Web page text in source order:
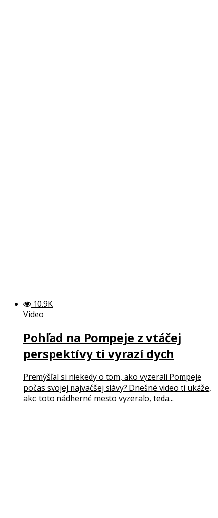
10.9K
Video
Pohľad na Pompeje z vtáčej
perspektívy ti vyrazí dych
Premýšľal si niekedy o tom, ako vyzerali Pompeje
počas svojej najväčšej slávy? Dnešné video ti ukáže,
ako toto nádherné mesto vyzeralo, teda...